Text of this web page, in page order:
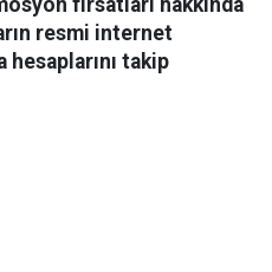
resmi internet
takip